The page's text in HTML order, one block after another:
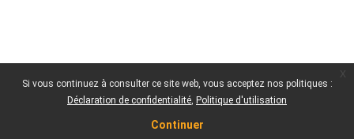
Si vous continuez à consulter ce site web, vous acceptez nos politiques :
Déclaration de confidentialité Politique d'utilisation
Continuer